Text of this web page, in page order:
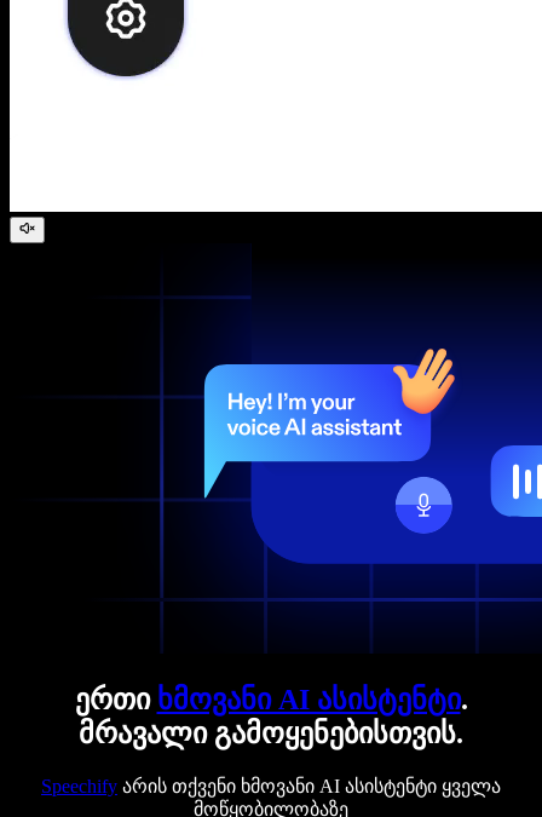
ერთი ხმოვანი AI ასისტენტი.
მრავალი გამოყენებისთვის.
Speechify არის თქვენი ხმოვანი AI ასისტენტი ყველა
მოწყობილობაზე